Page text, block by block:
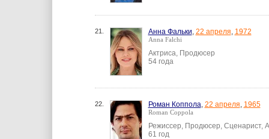
21. Анна Фальки, 22 апреля, 1972
Anna Falchi
Актриса, Продюсер
54 года
22. Роман Коппола, 22 апреля, 1965
Roman Coppola
Режиссер, Продюсер, Сценарист,
61 год